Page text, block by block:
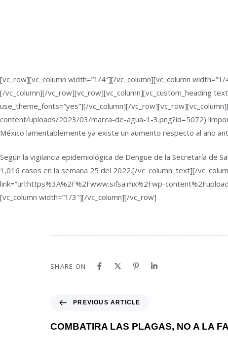
[vc_row][vc_column width=”1/4″][/vc_column][vc_column
[/vc_column][/vc_row][vc_row][vc_column][vc_custom_heading
use_theme_fonts=”yes”][/vc_column][/
content/uploads/2023/03/marca-de-agua-1-3.png?id=5072)
México lamentablemente ya existe un aumento respecto al año
Según la vigilancia epidemiológica de Dengue de la Secretaría de
1,016 casos en la semana 25 del 2022.[/vc_column_text][/
link=”url:https%3A%2F%2Fwww.sifsa.mx%2Fwp-
[vc_column width=”1/3″][/vc_column][/vc_row]
SHARE ON
PREVIOUS ARTICLE
COMBATIRA LAS PLAGAS, NO A LA